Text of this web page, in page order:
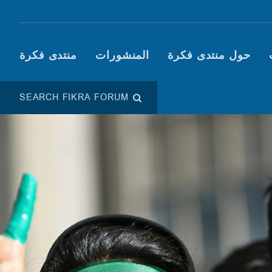
Main navigation (Fikra
حول منتدى فكرة المنشورات منتدى فكرة
SEARCH FIKRA FORUM